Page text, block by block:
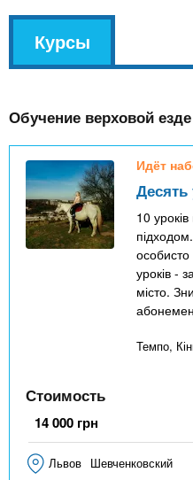
l
Курсы
(
а
т
и
в
н
а
я
д
к
а
)
Обучение верховой езде
Идёт
Десять
10
уроків -
місто.
Темпо,
Стоимость
14 000 грн
Львов Шевченковский